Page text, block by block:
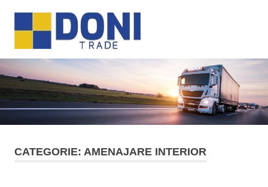
conținut
CATEGORIE: AMENAJARE INTERIOR